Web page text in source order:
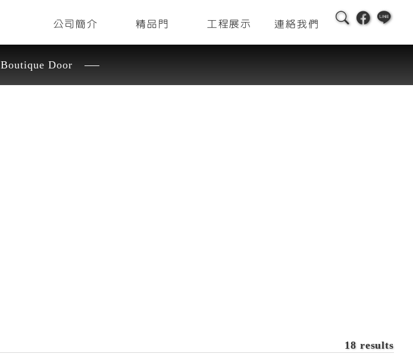
公司簡介 精品門 工程展示 連絡我們
Boutique Door
18 results